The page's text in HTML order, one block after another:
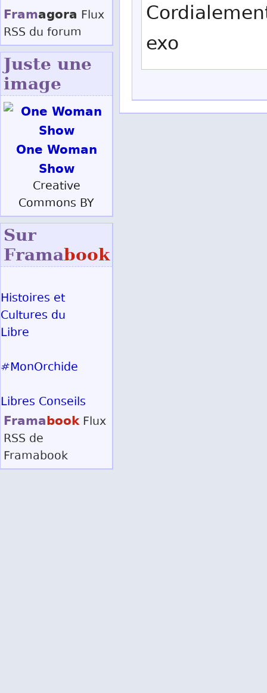
exo
Framagora Flux
RSS du forum
Juste une
image
One Woman
Show
Creative
Commons BY
Sur
Framabook
Histoires et
Cultures du
Libre
#MonOrchide
Libres Conseils
Framabook Flux
RSS de
Framabook